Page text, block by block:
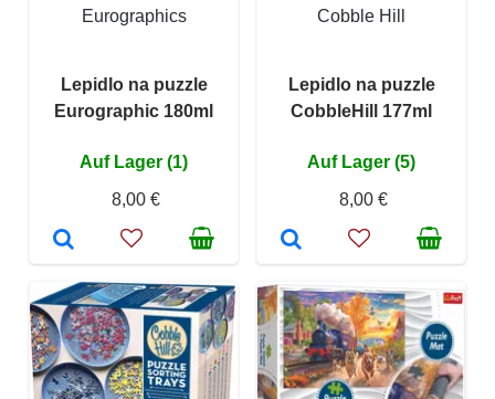
Eurographics
Lepidlo na puzzle
Eurographic 180ml
Auf Lager (1)
8,00 €
Cobble Hill
Lepidlo na puzzle
CobbleHill 177ml
Auf Lager (5)
8,00 €